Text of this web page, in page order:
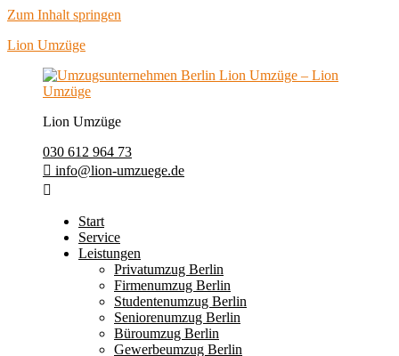
Zum Inhalt springen
Lion Umzüge
Lion Umzüge
030 612 964 73
info@lion-umzuege.de
Start
Service
Leistungen
Privatumzug Berlin
Firmenumzug Berlin
Studentenumzug Berlin
Seniorenumzug Berlin
Büroumzug Berlin
Gewerbeumzug Berlin